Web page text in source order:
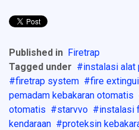
Published in Firetrap
Tagged under
instalasi alat
firetrap system
fire
pemadam kebakaran otomatis
otomatis
starvvo instalasi
kendaraan
proteksin